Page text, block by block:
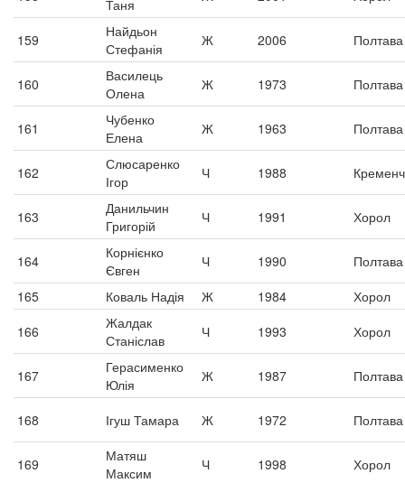
Таня
159
Найдьон
Стефанія
Ж 2006 Полтава
160
Василець
Олена
Ж 1973 Полтава
161
Чубенко
Елена
Ж 1963 Полтава
162
Слюсаренко
Ігор
Ч 1988
163
Данильчин
Григорій
Ч 1991 Хорол
164
Корнієнко
Євген
Ч 1990
Полтава
165
Коваль Надія Ж 1984
Хорол
166
Жалдак
Станіслав
Ч 1993 Хорол
167
Герасименко
Юлія
Ж 1987 Полтава
168 Ігуш Тамара Ж 1972 Полтава
169
Матяш
Максим
Ч 1998 Хорол